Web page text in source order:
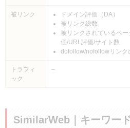
被リンク
ドメイン評価（DA）
被リンク総数
被リンクされているペ
価/URL評価/サイト数
dofollow/nofollowリンク
トラフィ
ック
–
SimilarWeb｜キーワー